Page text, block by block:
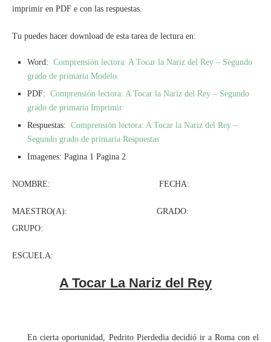
imprimir en PDF e con las respuestas.
Tu puedes hacer download de esta tarea de lectura en:
Word: Comprensión lectora: A Tocar la Nariz del Rey – Segundo
grado de primaria Modelo
PDF: Comprensión lectora: A Tocar la Nariz del Rey – Segundo
grado de primaria Imprimir
Respuestas: Comprensión lectora: A Tocar la Nariz del Rey –
Segundo grado de primaria Respuestas
Imagenes: Pagina 1 Pagina 2
NOMBRE: FECHA:
MAESTRO(A): GRADO:
GRUPO:
ESCUELA:
A Tocar La Nariz del Rey
En cierta oportunidad, Pedrito Pierdedia decidió ir a Roma con el